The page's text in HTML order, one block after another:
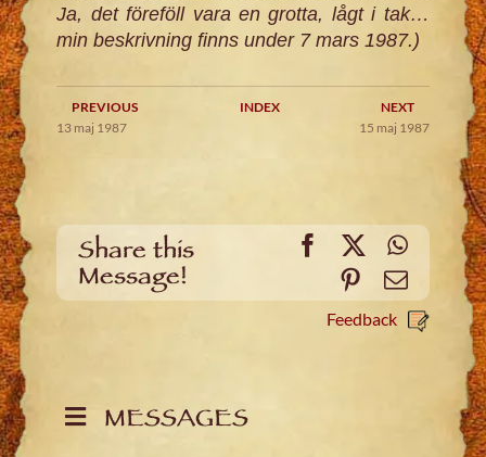
Ja, det föreföll vara en grotta, lågt i tak…
min beskrivning finns under 7 mars 1987.)
PREVIOUS INDEX
NEXT
13 maj 1987
15 maj 1987
Share this
Message!
Facebook
X
Pinterest
Email
Feedback
MESSAGES